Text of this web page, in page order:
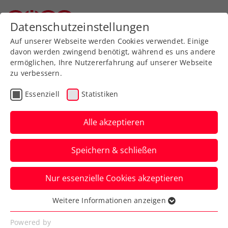
Zurück zur Newsübersicht
ATP
Die Reha kann beginnen:
Ofner erfolgreich an der
Ferse operiert
Österreichs aktuelle Nummer eins kann
sich immerhin auf Krücken schon wieder
fortbewegen.
Verfasst von: Manuel Wachta, 19.09.2024
Datenschutzeinstellungen
Auf unserer Webseite werden Cookies verwendet. Einige
davon werden zwingend benötigt, während es uns andere
ermöglichen, Ihre Nutzererfahrung auf unserer Webseite
zu verbessern.
Essenziell Statistiken
Alle akzeptieren
Speichern & schließen
Nur essenzielle Cookies akzeptieren
Essenziell
Essenzielle Cookies werden für grundlegende
Weitere Informationen anzeigen
Powered by